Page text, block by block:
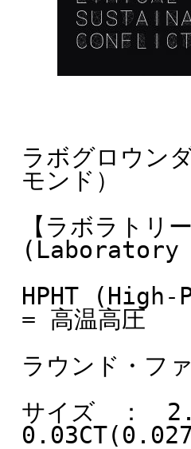
ラボグロウン
モンド）
【ラボラト
(Laboratory
HPHT
= 高温高圧
ラウンド・フ
サイズ ：